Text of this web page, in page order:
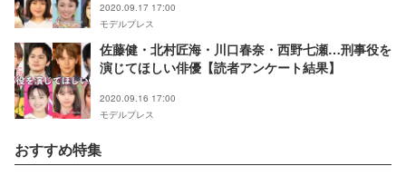
2020.09.17 17:00
モデルプレス
佐藤健・北村匠海・川口春奈・西野七瀬…刑事役を
演じてほしい俳優【読者アンケート結果】
2020.09.16 17:00
モデルプレス
おすすめ特集